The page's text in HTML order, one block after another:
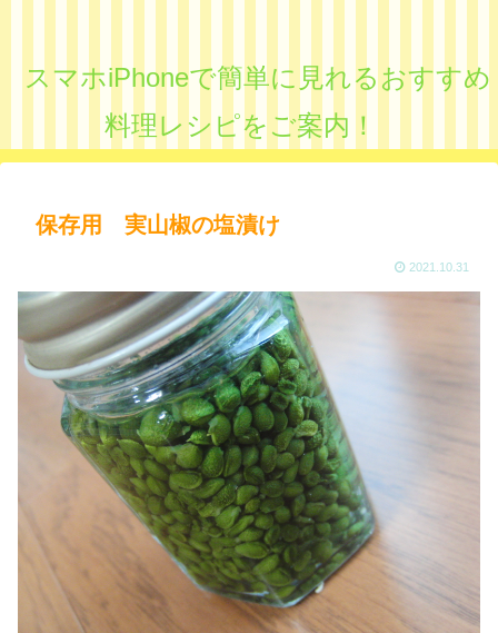
スマホiPhoneで簡単に見れるおすすめ
料理レシピをご案内！
保存用 実山椒の塩漬け
2021.10.31